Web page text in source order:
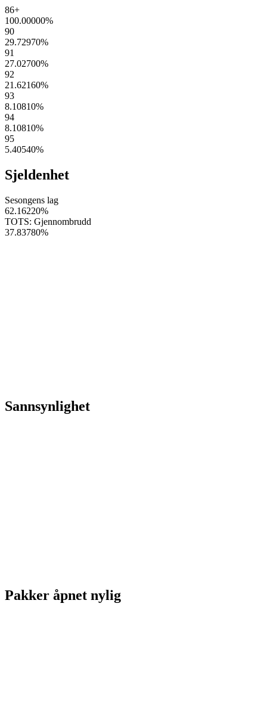
86+
100.00000%
90
29.72970%
91
27.02700%
92
21.62160%
93
8.10810%
94
8.10810%
95
5.40540%
Sjeldenhet
Sesongens lag
62.16220%
TOTS: Gjennombrudd
37.83780%
Sannsynlighet
Pakker åpnet nylig